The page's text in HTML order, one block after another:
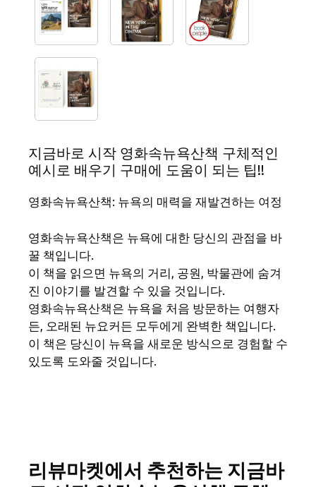
지금바로 시작 영화속뉴욕산책 구체적인
예시로 배우기 구매에 도움이 되는 팁!!
영화속뉴욕산책: 뉴욕의 매력을 재발견하는 여정
영화속뉴욕산책은 뉴욕에 대한 당신의 관점을 바
꿀 책입니다.
이 책을 읽으면 뉴욕의 거리, 공원, 박물관에 숨겨
진 이야기를 발견할 수 있을 것입니다.
영화속뉴욕산책은 뉴욕을 처음 방문하는 여행자
든, 오래된 뉴요커든 모두에게 완벽한 책입니다.
이 책은 당신이 뉴욕을 새로운 방식으로 경험할 수
있도록 도와줄 것입니다.
리뷰마켓에서 추천하는 지금바